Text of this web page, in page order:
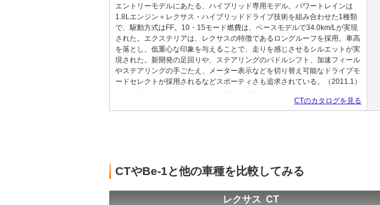
エントリーモデルにあたる、ハイブリッド専用モデル。パワートレインは
1.8Lエンジン＋レクサス・ハイブリッドドライブ技術を組み合わせた1種類
で、駆動方式はFF。10・15モード燃費は、ベースモデルで34.0km/Lが実現
された。エクステリアは、レクサスの特徴であるロングルーフを採用。車高
を落とし、低重心な印象を与えることで、走りを感じさせるシルエットが実
現された。新開発の足回りや、ステアリングのパドルシフト、加速フィール
やステアリングの手ごたえ、メーター表示などを切り替え可能なドライブモ
ードセレクトが採用されるなどスポーティさも追求されている。（2011.1）
CTのカタログを見る
CTやBe-1と他の車種を比較してみる
レクサス CT